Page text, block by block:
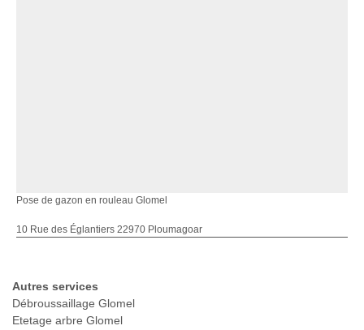
Pose de gazon en rouleau Glomel
10 Rue des Églantiers 22970 Ploumagoar
Autres services
Débroussaillage Glomel
Etetage arbre Glomel